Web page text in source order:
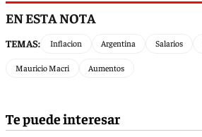
EN ESTA NOTA
TEMAS: Inflacion Argentina Salarios
Mauricio Macri Aumentos